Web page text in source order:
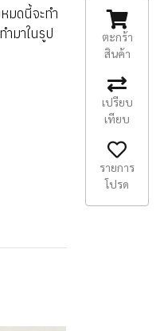
มดนี้จะทำ
ำมาในรูป
ตะกร้า
สินค้า
เปรียบ
เทียบ
รายการ
โปรด